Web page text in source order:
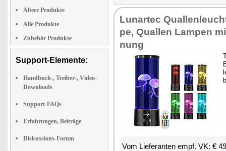
Ältere Produkte
Alle Produkte
Zubehör Produkte
Support-Elemente:
Handbuch-, Treiber-, Video-
Downloads
Support-FAQs
Erfahrungen, Beiträge
Diskussions-Forum
Lun­ar­tec
pe, Qual­len Lam­pen
nung
Vom Lie­fe­ran­ten empf. VK: €